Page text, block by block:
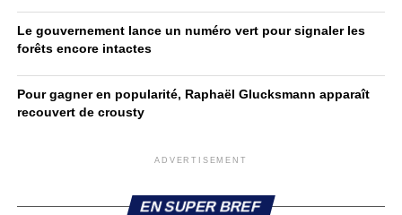
Le gouvernement lance un numéro vert pour signaler les
forêts encore intactes
Pour gagner en popularité, Raphaël Glucksmann apparaît
recouvert de crousty
ADVERTISEMENT
EN SUPER BREF